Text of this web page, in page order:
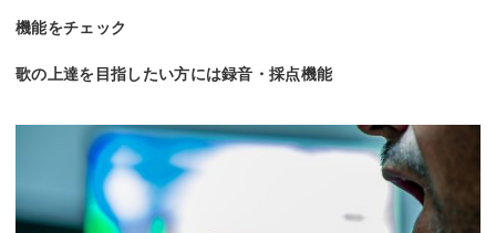
機能をチェック
歌の上達を目指したい方には録音・採点機能